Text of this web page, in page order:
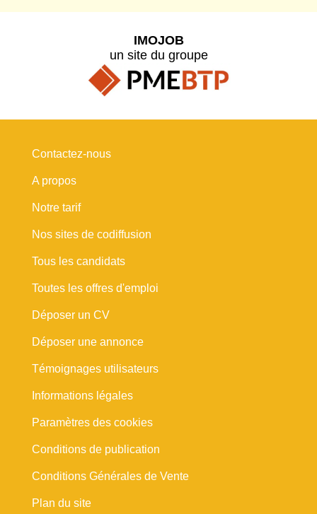
IMOJOB
un site du groupe
Contactez-nous
A propos
Notre tarif
Nos sites de codiffusion
Tous les candidats
Toutes les offres d'emploi
Déposer un CV
Déposer une annonce
Témoignages utilisateurs
Informations légales
Paramètres des cookies
Conditions de publication
Conditions Générales de Vente
Plan du site